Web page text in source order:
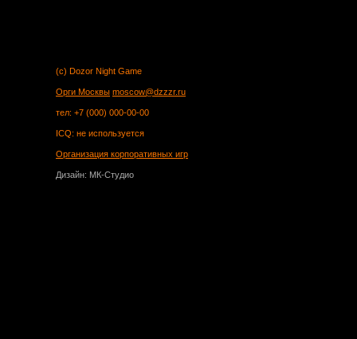
(c) Dozor Night Game
Орги Москвы moscow@dzzzr.ru
тел: +7 (000) 000-00-00
ICQ: не используется
Организация корпоративных игр
Дизайн: МК-Студио